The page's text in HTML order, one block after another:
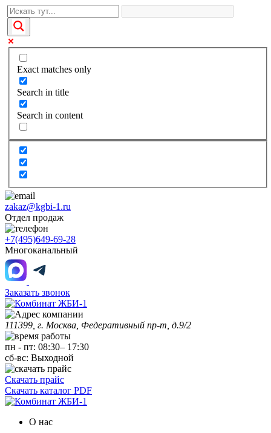
Exact matches only
Search in title
Search in content
zakaz@kgbi-1.ru
Отдел продаж
+7(495)649-69-28
Многоканальный
Заказать звонок
111399, г. Москва, Федеративный пр-т, д.9/2
пн - пт: 08:30– 17:30
сб-вс: Выходной
Скачать прайс
Скачать каталог PDF
О нас